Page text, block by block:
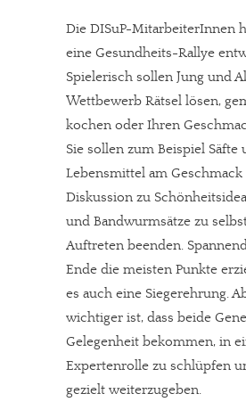
Die DISuP-MitarbeiterInnen
eine Gesundheits-Rallye
Spielerisch sollen Jung und
Wettbewerb Rätsel lösen,
kochen oder Ihren
Sie sollen zum Beispiel Säfte
Lebensmittel am Geschmack
Diskussion zu
und Bandwurmsätze zu
Auftreten beenden.
Ende die meisten Punkte
es auch eine Siegerehrung.
wichtiger ist, dass beide
Gelegenheit bekommen, in
Expertenrolle zu schlüpfen
gezielt weiterzugeben.